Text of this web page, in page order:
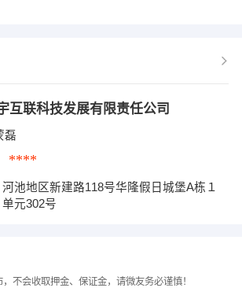
互联科技发展有限责任公司
磊
****
河池地区新建路118号华隆假日城堡A栋１
单元302号
不会收取押金、保证金，请微友务必谨慎！